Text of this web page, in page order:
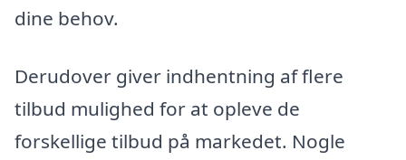
dine behov.
Derudover giver indhentning af flere
tilbud mulighed for at opleve de
forskellige tilbud på markedet. Nogle